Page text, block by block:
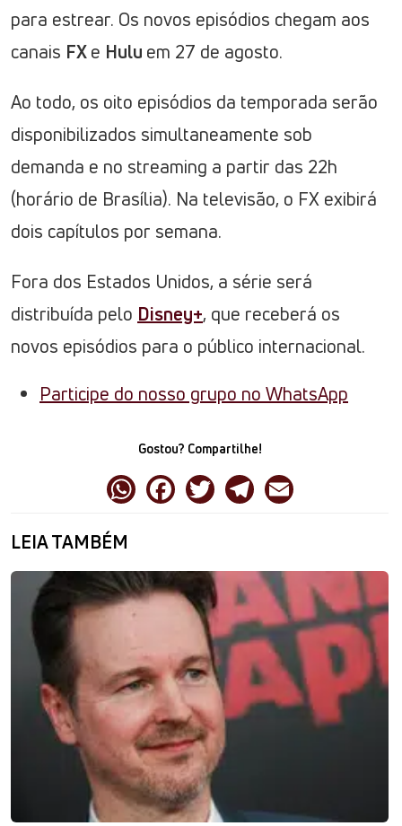
para estrear. Os novos episódios chegam aos
canais FXe Hulu em 27 de agosto.
Ao todo, os oito episódios da temporada serão
disponibilizados simultaneamente sob
demanda e no streaming a partir das 22h
(horário de Brasília). Na televisão, o FX exibirá
dois capítulos por semana.
Fora dos Estados Unidos, a série será
distribuída pelo Disney+, que receberá os
novos episódios para o público internacional.
Participe do nosso grupo no WhatsApp
Gostou? Compartilhe!
LEIA TAMBÉM